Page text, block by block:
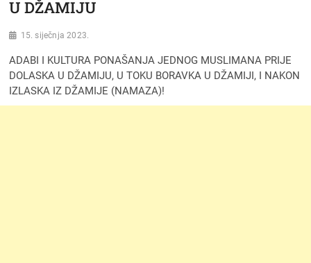
U DŽAMIJU
15. siječnja 2023.
ADABI I KULTURA PONAŠANJA JEDNOG MUSLIMANA PRIJE
DOLASKA U DŽAMIJU, U TOKU BORAVKA U DŽAMIJI, I NAKON
IZLASKA IZ DŽAMIJE (NAMAZA)!